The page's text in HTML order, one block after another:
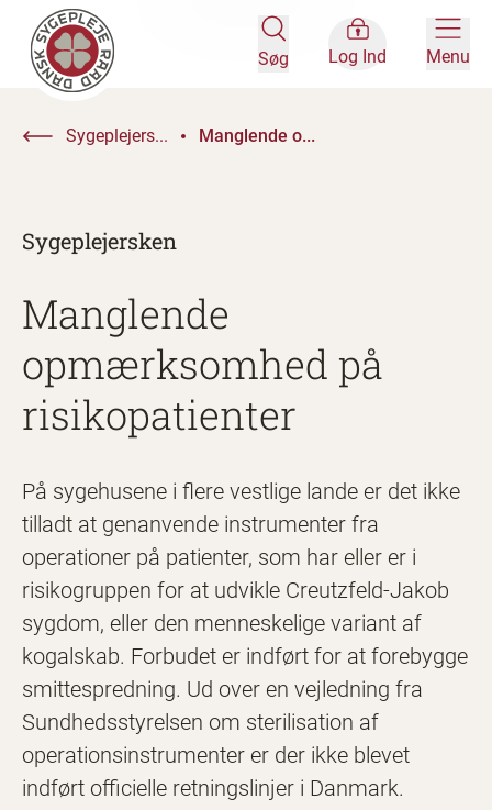
Søg Log Ind Menu
Sygeplejers... Manglende o...
Sygeplejersken
Manglende
opmærksomhed på
risikopatienter
På sygehusene i flere vestlige lande er det ikke
tilladt at genanvende instrumenter fra
operationer på patienter, som har eller er i
risikogruppen for at udvikle Creutzfeld-Jakob
sygdom, eller den menneskelige variant af
kogalskab. Forbudet er indført for at forebygge
smittespredning. Ud over en vejledning fra
Sundhedsstyrelsen om sterilisation af
operationsinstrumenter er der ikke blevet
indført officielle retningslinjer i Danmark.